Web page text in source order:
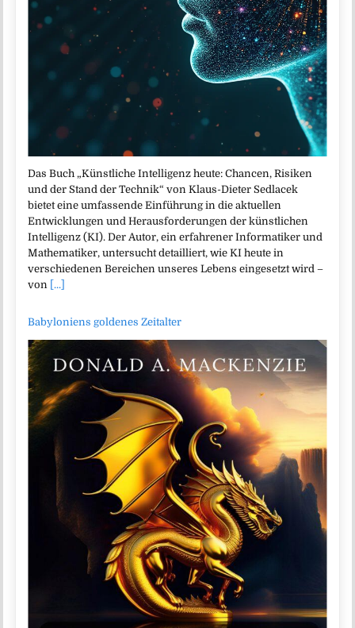
Das Buch „Künstliche Intelligenz heute: Chancen, Risiken
und der Stand der Technik“ von Klaus-Dieter Sedlacek
bietet eine umfassende Einführung in die aktuellen
Entwicklungen und Herausforderungen der künstlichen
Intelligenz (KI). Der Autor, ein erfahrener Informatiker und
Mathematiker, untersucht detailliert, wie KI heute in
verschiedenen Bereichen unseres Lebens eingesetzt wird –
von [...]
Babyloniens goldenes Zeitalter